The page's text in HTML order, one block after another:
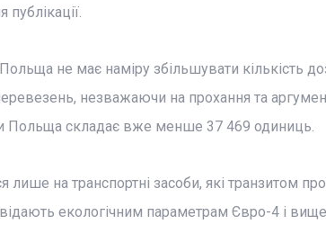
не має наміру збільшувати кількість
незважаючи на прохання та
Польща складає вже менше 37 469 одиниць.
на транспортні засоби, які транзитом
екологічним параметрам Євро-4 і